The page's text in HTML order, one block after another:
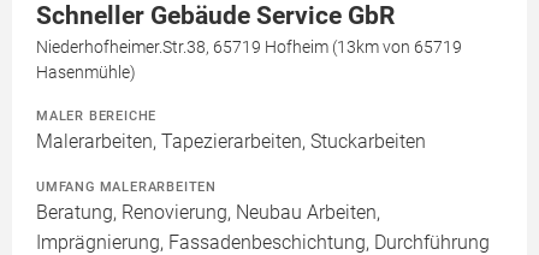
Schneller Gebäude Service GbR
Niederhofheimer.Str.38, 65719 Hofheim (13km von 65719
Hasenmühle)
MALER BEREICHE
Malerarbeiten, Tapezierarbeiten, Stuckarbeiten
UMFANG MALERARBEITEN
Beratung, Renovierung, Neubau Arbeiten,
Imprägnierung, Fassadenbeschichtung, Durchführung